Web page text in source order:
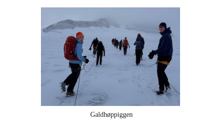
Galdhøppiggen